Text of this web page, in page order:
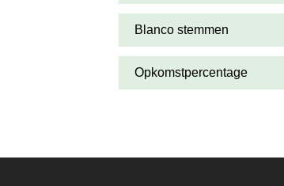
Blanco stemmen
Opkomstpercentage